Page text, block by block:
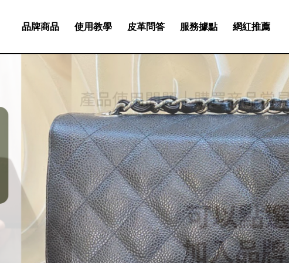
品牌商品 使用教學 皮革問答 服務據點 網紅推薦